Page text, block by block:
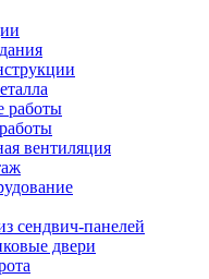
работы
вентиляция
сендвич-панелей
двери